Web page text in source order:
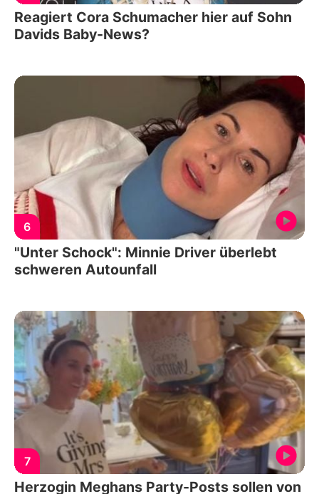
Reagiert Cora Schumacher hier auf Sohn
Davids Baby-News?
6
"Unter Schock": Minnie Driver überlebt
schweren Autounfall
7
Herzogin Meghans Party-Posts sollen von